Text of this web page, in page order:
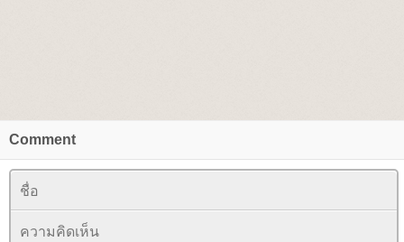
Comment